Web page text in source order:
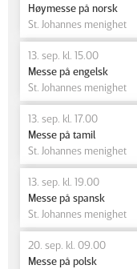
Høymesse på norsk
St. Johannes menighet
13. sep. kl. 15.00
Messe på engelsk
St. Johannes menighet
13. sep. kl. 17.00
Messe på tamil
St. Johannes menighet
13. sep. kl. 19.00
Messe på spansk
St. Johannes menighet
20. sep. kl. 09.00
Messe på polsk